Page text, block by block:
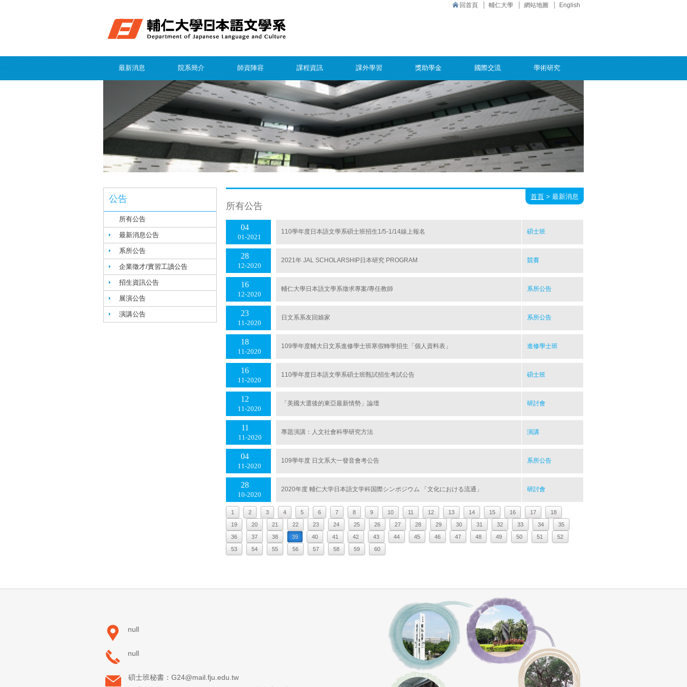
回首頁 輔仁大學 網站地圖 English
最新消息 院系簡介 師資陣容 課程資訊 課外學習 獎助學金 國際交流 學術研究
公告
所有公告
最新消息公告
系所公告
企業徵才/實習工讀公告
招生資訊公告
展演公告
演講公告
所有公告
首頁 > 最新消息
01 2021
04 110學年度日本語文學系碩士班招生1/5-1/14線上報名 碩士班
12 2020
28 2021年 JAL SCHOLARSHIP日本研究 PROGRAM 競賽
12 2020
16 輔仁大學日本語文學系徵求專案/專任教師 系所公告
11 2020
23 日文系系友回娘家 系所公告
11 2020
18 109學年度輔大日文系進修學士班寒假轉學招生「個人資料表」 進修學士班
11 2020
16 110學年度日本語文學系碩士班甄試招生考試公告 碩士班
11 2020
12 「美國大選後的東亞最新情勢」論壇 研討會
11 2020
11 專題演講：人文社會科學研究方法 演講
11 2020
04 109學年度 日文系大一發音會考公告 系所公告
10 2020
28 2020年度 輔仁大学日本語文学科国際シンポジウム 「文化における流通」 研討會
1 2 3 4 5 6 7 8 9 10 11 12 13 14 15 16 17
18
19
20 21 22 23 24 25 26 27 28 29 30 31 32 33 34
35
36
37 38 39 40 41 42 43 44 45 46 47 48 49 50 51
52
53
54 55 56 57 58 59 60
null
null
碩士班秘書：G24@mail.fju.edu.tw